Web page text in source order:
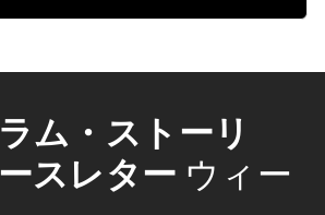
ム・ストーリ
スレター ウィー